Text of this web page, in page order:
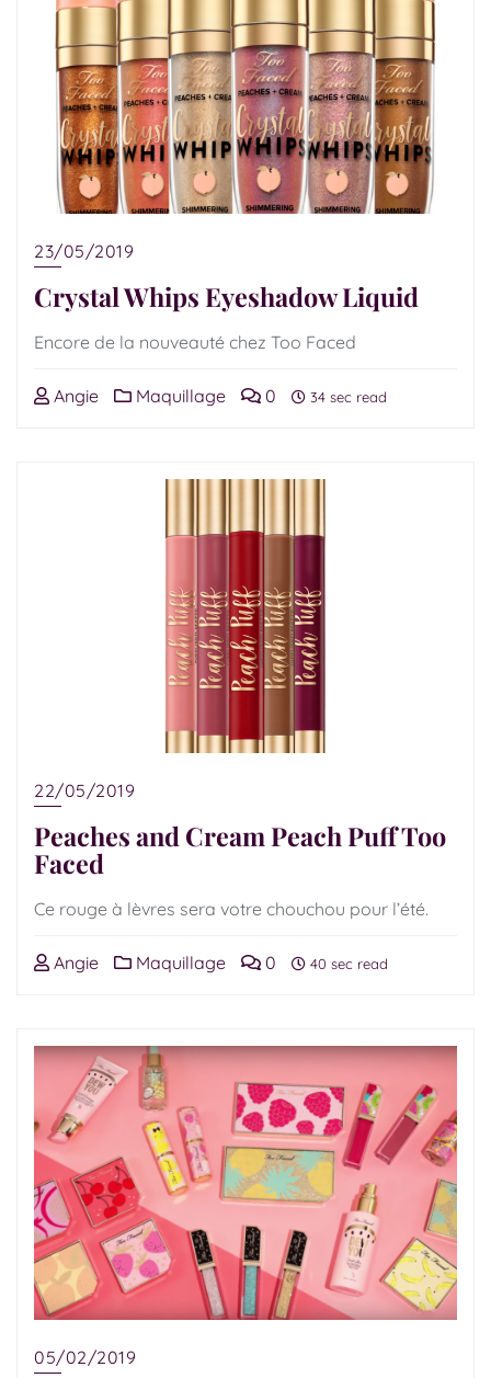
23/05/2019
Crystal Whips Eyeshadow Liquid
Encore de la nouveauté chez Too Faced
Angie Maquillage 0 34 sec read
22/05/2019
Peaches and Cream Peach Puff Too
Faced
Ce rouge à lèvres sera votre chouchou pour l’été.
Angie Maquillage 0 40 sec read
05/02/2019